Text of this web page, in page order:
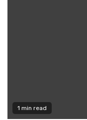
1 min read